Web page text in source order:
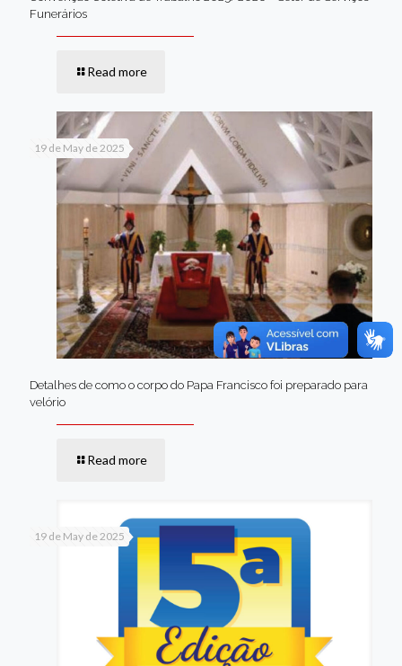
Funerários
Read more
19 de May de 2025
Detalhes de como o corpo do Papa Francisco foi preparado para
velório
Read more
19 de May de 2025